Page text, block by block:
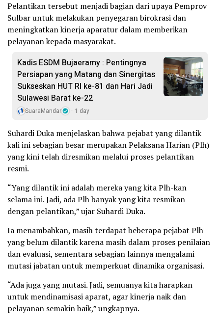
Pelantikan tersebut menjadi bagian dari upaya Pemprov
Sulbar untuk melakukan penyegaran birokrasi dan
meningkatkan kinerja aparatur dalam memberikan
pelayanan kepada masyarakat.
Kadis ESDM Bujaeramy : Pentingnya
Persiapan yang Matang dan Sinergitas
Sukseskan HUT RI ke-81 dan Hari Jadi
Sulawesi Barat ke-22
SuaraMandar 1 day
Suhardi Duka menjelaskan bahwa pejabat yang dilantik
kali ini sebagian besar merupakan Pelaksana Harian (Plh)
yang kini telah diresmikan melalui proses pelantikan
resmi.
“Yang dilantik ini adalah mereka yang kita Plh-kan
selama ini. Jadi, ada Plh banyak yang kita resmikan
dengan pelantikan,” ujar Suhardi Duka.
Ia menambahkan, masih terdapat beberapa pejabat Plh
yang belum dilantik karena masih dalam proses penilaian
dan evaluasi, sementara sebagian lainnya mengalami
mutasi jabatan untuk memperkuat dinamika organisasi.
“Ada juga yang mutasi. Jadi, semuanya kita harapkan
untuk mendinamisasi aparat, agar kinerja naik dan
pelayanan semakin baik,” ungkapnya.